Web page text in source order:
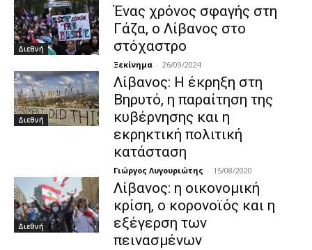
Διεθνή
Ένας χρόνος σφαγής στη
Γάζα, ο Λίβανος στο
στόχαστρο
Ξεκίνημα - 26/09/2024
Διεθνή
Λίβανος: Η έκρηξη στη
Βηρυτό, η παραίτηση της
κυβέρνησης και η
εκρηκτική πολιτική
κατάσταση
Γιώργος Λυγουριώτης - 15/08/2020
Διεθνή
Λίβανος: η οικονομική
κρίση, ο κορονοϊός και η
εξέγερση των
πεινασμένων